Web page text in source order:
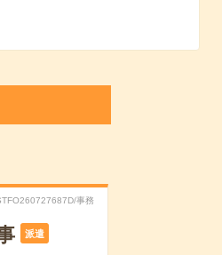
事務
派遣